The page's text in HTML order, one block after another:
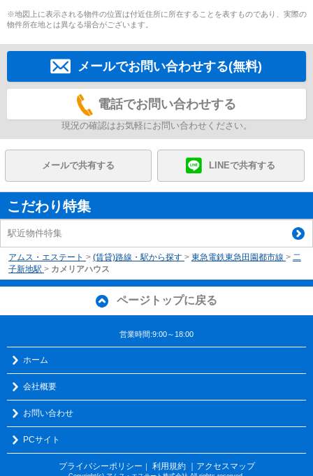
※地図上に表示される物件の位置は付近住所に所在することを表すものであり、実際の
物件所在地とは異なる場合がございます。
メールでお問い合わせする(無料)
電話でお問い合わせする
現況の確認はお気軽にお問い合わせください。
メールで共有する LINEで共有する
こだわり特集
駅近物件特集
アムス・エステート > (賃貸)路線・駅から探す > 東急電鉄東急田園都市線 > 二
子新地駅 > カメリアハウス
ページトップに戻る
営業時間:9:00～18:00
ホーム
会社概要
お問い合わせ
PCサイト
プライバシーポリシー 利用規約 ｜アクセスマップ